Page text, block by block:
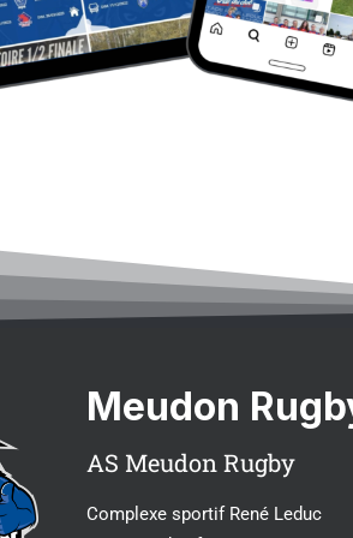
Meudon
AS Meudon Rugby
Complexe sportif René Leduc